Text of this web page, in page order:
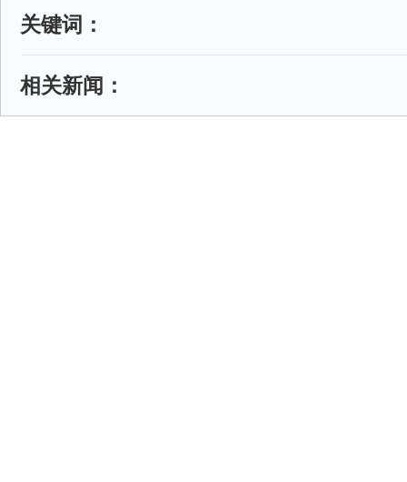
关键词：
相关新闻：